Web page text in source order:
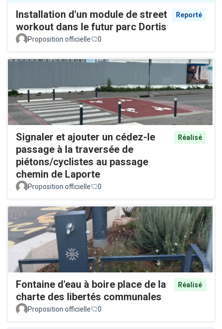
Installation d'un module de street
workout dans le futur parc Dortis
Reporté
Proposition officielle 0
Signaler et ajouter un cédez-le
passage à la traversée de
piétons/cyclistes au passage
chemin de Laporte
Réalisé
Proposition officielle 0
Fontaine d'eau à boire place de la
charte des libertés communales
Réalisé
Proposition officielle 0